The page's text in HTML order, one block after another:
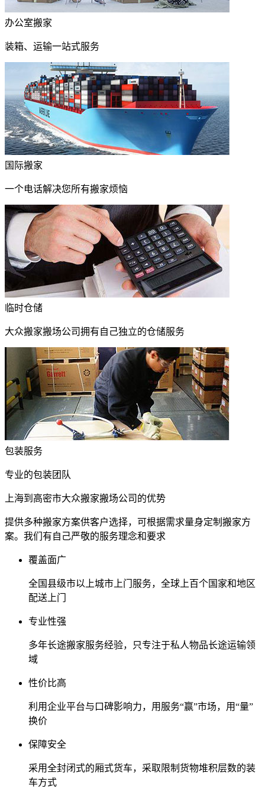
办公室搬家
装箱、运输一站式服务
国际搬家
一个电话解决您所有搬家烦恼
临时仓储
大众搬家搬场公司拥有自己独立的仓储服务
包装服务
专业的包装团队
上海到高密市大众搬家搬场公司的优势
提供多种搬家方案供客户选择，可根据需求量身定制搬家方
案。我们有自己严敬的服务理念和要求
覆盖面广
全国县级市以上城市上门服务，全球上百个国家和地区
配送上门
专业性强
多年长途搬家服务经验，只专注于私人物品长途运输领
域
性价比高
利用企业平台与口碑影响力，用服务“赢”市场，用“量”
换价
保障安全
采用全封闭式的厢式货车，采取限制货物堆积层数的装
车方式